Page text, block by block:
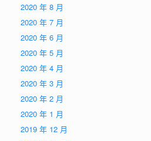
2020 年 8 月
2020 年 7 月
2020 年 6 月
2020 年 5 月
2020 年 4 月
2020 年 3 月
2020 年 2 月
2020 年 1 月
2019 年 12 月